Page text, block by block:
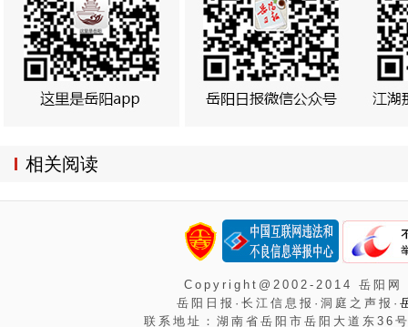
相关阅读
Copyright@2002-2014 岳阳
岳阳日报·长江信息报·洞庭之声报·
联系地址：湖南省岳阳市岳阳大道东